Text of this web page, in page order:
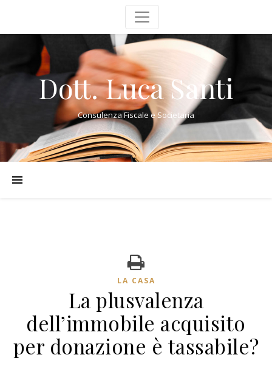
Dott. Luca Santi
Consulenza Fiscale e Societaria
LA CASA
La plusvalenza
dell’immobile acquisito
per donazione è tassabile?